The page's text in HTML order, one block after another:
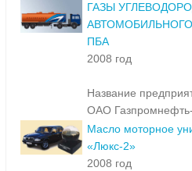
ГАЗЫ
ПБА
2008 год
Название
ОАО
Масло моторное
«Люкс-2»
2008 год